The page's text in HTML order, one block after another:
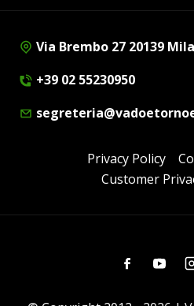
Via Brembo 27 20139
+39 02 55230950
Privacy Policy
Customer
Facebook